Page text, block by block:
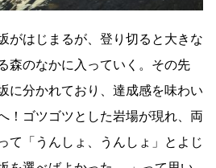
がはじまるが、登り切ると大きな
森のなかに入っていく。その先
に分かれており、達成感を味わい
！ゴツゴツとした岩場が現れ、両
て「うんしょ、うんしょ」とよじ